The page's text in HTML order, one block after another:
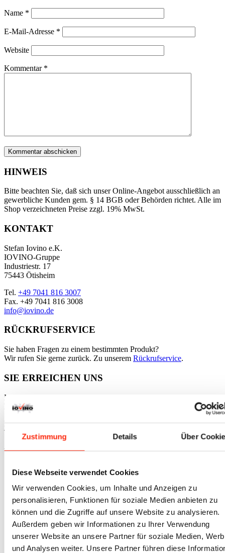
Zustimmung Details Über
Diese Webseite verwendet Cookies
Wir verwenden Cookies, um Inhalte und Anzeigen zu
personalisieren, Funktionen für soziale Medien anbieten zu
können und die Zugriffe auf unsere Website zu analysieren.
Außerdem geben wir Informationen zu Ihrer Verwendung
unserer Website an unsere Partner für soziale Medien,
und Analysen weiter. Unsere Partner führen diese
Name *
E-Mail-Adresse *
Website
Kommentar *
HINWEIS
Bitte beachten Sie, daß sich unser Online-Angebot ausschließlich an
gewerbliche Kunden gem. § 14 BGB oder Behörden richtet. Alle im
Shop verzeichneten Preise zzgl. 19% MwSt.
KONTAKT
Stefan Iovino e.K.
IOVINO-Gruppe
Industriestr. 17
75443 Ötisheim
Tel. +49 7041 816 3007
Fax. +49 7041 816 3008
info@iovino.de
RÜCKRUFSERVICE
Sie haben Fragen zu einem bestimmten Produkt?
Wir rufen Sie gerne zurück. Zu unserem Rückrufservice.
SIE ERREICHEN UNS
Mo – Do | 08:00 – 17:30 Uhr
Fr | 08:00 – 14:30 Uhr
Eine Vor-Ort Beratung bieten wir gerne an. Wir bitten um
Terminvereinbarung.
website byopensmjle. © Copyright - iovino.de
Link zu Skype
Zahlarten
Versandkosten
Widerrufsbelehrung
Datenschutz
Impressum
AGBs